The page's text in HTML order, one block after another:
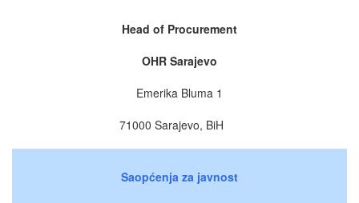
Head of Procurement
OHR Sarajevo
Emerika Bluma 1
71000 Sarajevo, BiH
Saopćenja za javnost